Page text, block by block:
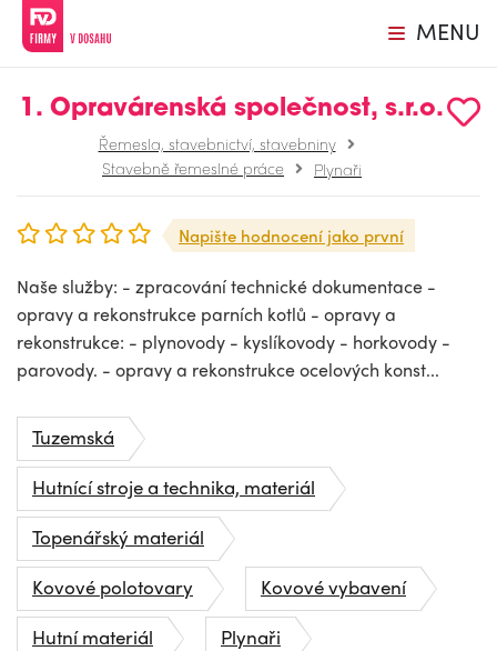
MENU
1. Opravárenská společnost, s.r.o.
Řemesla, stavebnictví, stavebniny
Stavebně řemeslné práce
Plynaři
Napište hodnocení jako první
Naše služby: - zpracování technické dokumentace -
opravy a rekonstrukce parních kotlů - opravy a
rekonstrukce: - plynovody - kyslíkovody - horkovody -
parovody. - opravy a rekonstrukce ocelových konst...
Tuzemská
Hutnící stroje a technika, materiál
Topenářský materiál
Kovové polotovary
Kovové vybavení
Hutní materiál
Plynaři